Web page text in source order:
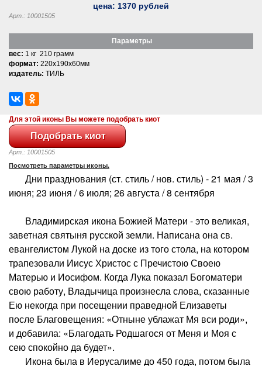
цена: 1370 рублей
Арт.: 10001505
Параметры
вес: 1 кг 210 грамм
формат: 220x190x60мм
издатель: ТИЛЬ
Для этой иконы Вы можете подобрать киот
Арт.: 10001505
Посмотреть параметры иконы.
Дни празднования (ст. стиль / нов. стиль) - 21 мая / 3
июня; 23 июня / 6 июля; 26 августа / 8 сентября
Владимирская икона Божией Матери - это великая,
заветная святыня русской земли. Написана она св.
евангелистом Лукой на доске из того стола, на котором
трапезовали Иисус Христос с Пречистою Своею
Матерью и Иосифом. Когда Лука показал Богоматери
свою работу, Владычица произнесла слова, сказанные
Ею некогда при посещении праведной Елизаветы
после Благовещения: «Отныне ублажат Мя вси роди»,
и добавила: «Благодать Родшагося от Меня и Моя с
сею спокойно да будет».
Икона была в Иерусалиме до 450 года, потом была